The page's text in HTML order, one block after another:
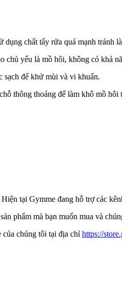
chất tẩy rửa quá mạnh tránh
chủ yếu là mồ hôi, không có khả
sạch để khử mùi và vi khuẩn.
thông thoáng để làm khô mồ
tại Gymme đang hỗ trợ các
phẩm mà bạn muốn mua và
của chúng tôi tại địa chỉ https://